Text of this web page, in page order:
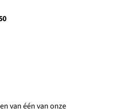
van één van onze